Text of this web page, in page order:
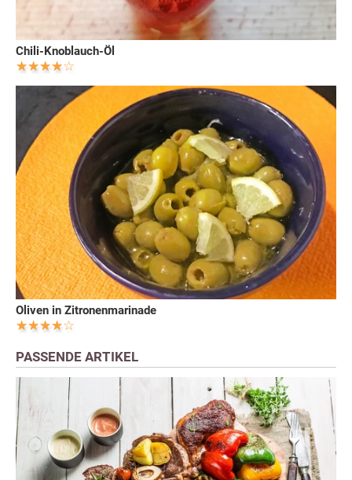
Chili-Knoblauch-Öl
Oliven in Zitronenmarinade
PASSENDE ARTIKEL